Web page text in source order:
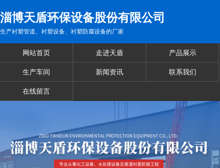
淄博天盾环保设备股份有限公司
生产衬塑管道、衬塑设备、衬塑防腐设备的厂家
网站首页 走进天盾 产品展示
生产车间 新闻资讯 联系我们
在线留言